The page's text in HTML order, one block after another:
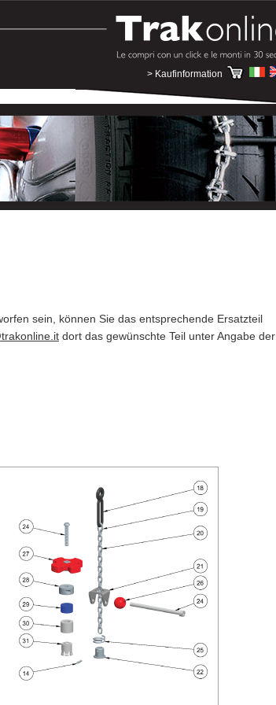
> Kaufinformation
sein, können Sie das entsprechende Ersatzteil
dort das gewünschte Teil unter Angabe der